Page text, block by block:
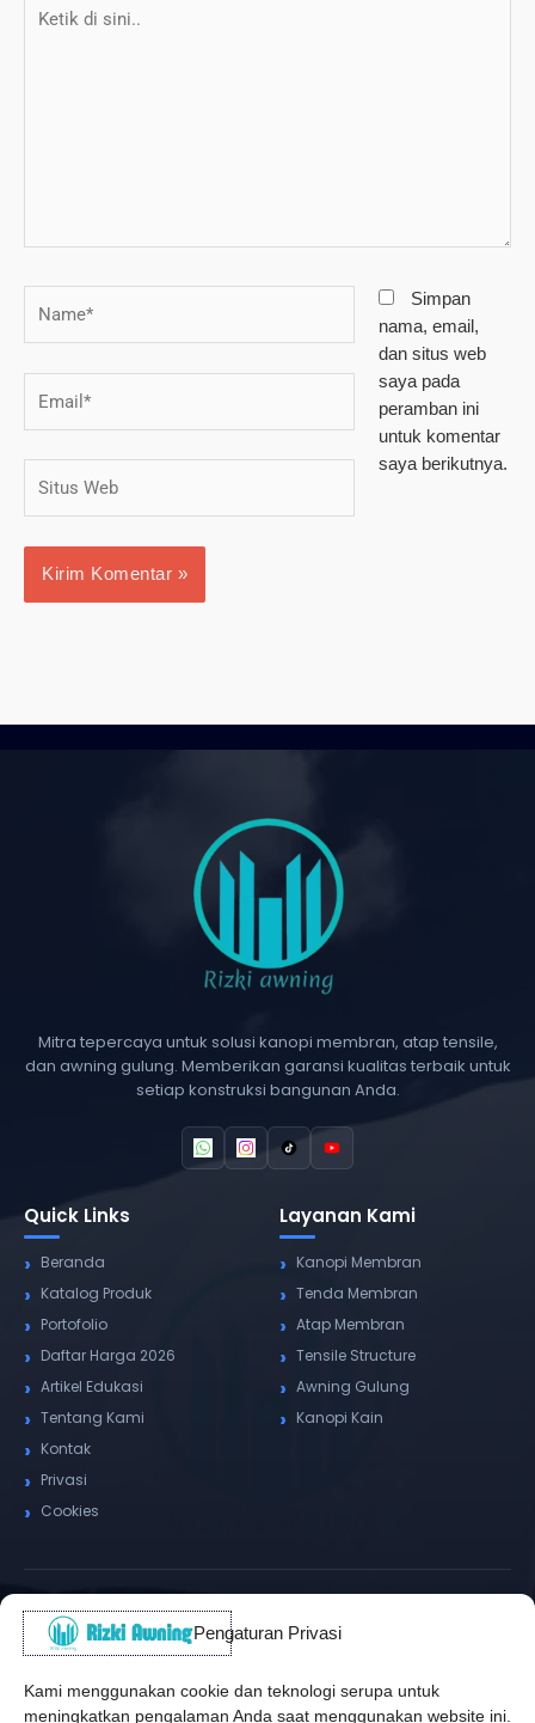
Pengaturan Privasi
Kami menggunakan cookie dan teknologi serupa untuk
meningkatkan pengalaman Anda saat menggunakan website ini.
Web
Simpan
nama, email,
dan situs web
saya pada
peramban ini
untuk komentar
saya berikutnya.
Mitra tepercaya untuk solusi kanopi membran, atap tensile,
dan awning gulung. Memberikan garansi kualitas terbaik untuk
setiap konstruksi bangunan Anda.
Quick Links
Beranda
Katalog Produk
Portofolio
Daftar Harga 2026
Artikel Edukasi
Tentang Kami
Kontak
Privasi
Cookies
Layanan Kami
Kanopi Membran
Tenda Membran
Atap Membran
Tensile Structure
Awning Gulung
Kanopi Kain
Alamat Kantor
✆ WhatsApp / Telepon
(+62) 815-8575-4435